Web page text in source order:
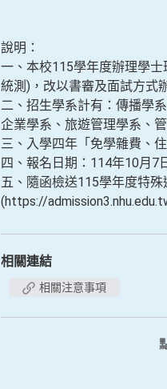
說明：
一、本校115學年度辦理學
統測)，改以書審及面試方
二、招生學系計有：傳播學
企業學系、旅遊管理學系、
三、入學四年「免學雜費、
四、報名日期：114年10月7
五、隨函檢送115學年度特
(https://
相關連結
相關注意事項